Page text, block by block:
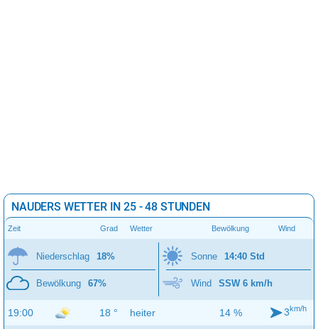
NAUDERS WETTER IN 25 - 48 STUNDEN
Zeit Grad Wetter Bewölkung Wind
Niederschlag 18%
Bewölkung 67%
Sonne 14:40 Std
Wind SSW 6 km/h
19:00 18 ° heiter 14 % 3km/h